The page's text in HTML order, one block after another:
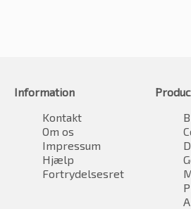
Information
Kontakt
Om os
Impressum
Hjælp
Fortrydelsesret